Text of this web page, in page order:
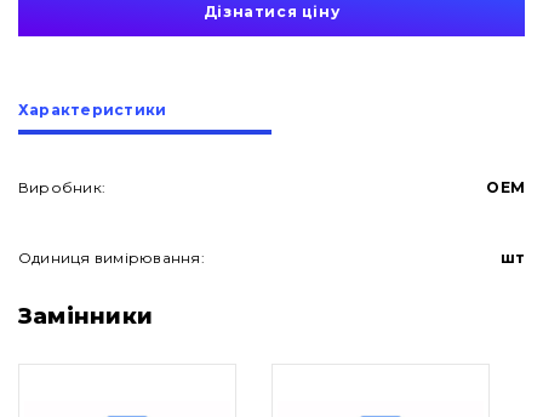
Про нас
Дізнатися ціну
Характеристики
Виробник: OEM
Одиниця вимірювання: шт
Замінники